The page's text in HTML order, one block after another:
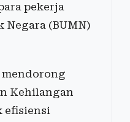
pekerja
Negara (BUMN)
Kehilangan
efisiensi